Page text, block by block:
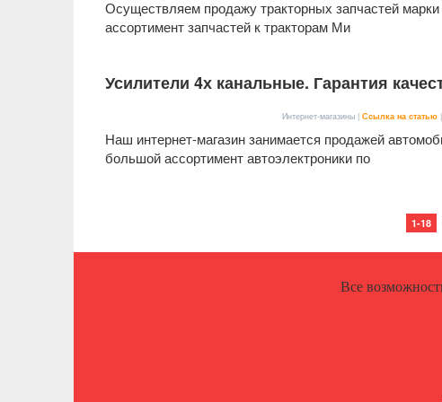
Осуществляем продажу тракторных запчастей
ассортимент запчастей к тракторам Ми
Усилители 4х канальные. Гарантия
Интернет-магазины | Ссылка на статью
Наш интернет-магазин занимается продажей
большой ассортимент автоэлектроники по
1-18
Все